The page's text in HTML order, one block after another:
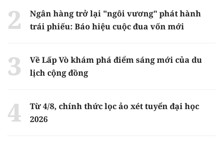
Ngân hàng trở lại "ngôi vương" phát hành
trái phiếu: Báo hiệu cuộc đua vốn mới
Về Lấp Vò khám phá điểm sáng mới của du
lịch cộng đồng
Từ 4/8, chính thức lọc ảo xét tuyển đại học
2026